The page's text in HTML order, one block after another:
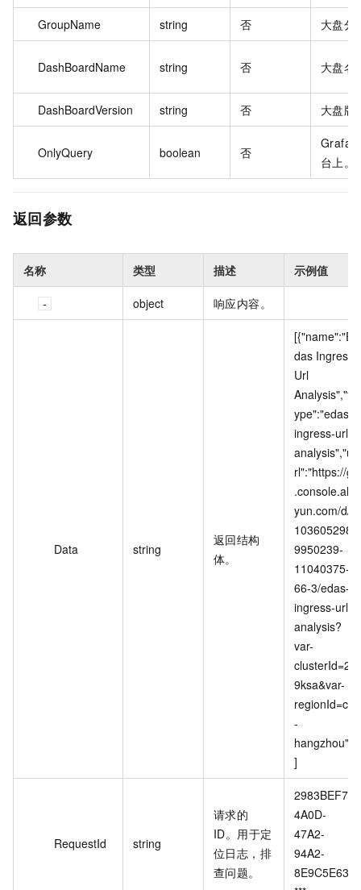
GroupName string 否 大盘分
DashBoardName string 否 大盘名
DashBoardVersion string 否 大盘版
OnlyQuery boolean 否
台上。
返回参数
名称 类型 描述 示例值
object 响应内容。
Data string
返回结构
体。
[{"name":"E
das Ingress
Url
Analysis","t
ype":"edas-
ingress-url-
analysis","u
rl":"https://g
.console.ali
yun.com/d/
103605298
9950239-
11040375-
66-3/edas-
ingress-url-
analysis?
var-
clusterId=2
9ksa&var-
regionId=cn
-
hangzhou"}
]
RequestId string
请求的
ID。用于定
位日志，排
查问题。
2983BEF7-
4A0D-
47A2-
94A2-
8E9C5E63*